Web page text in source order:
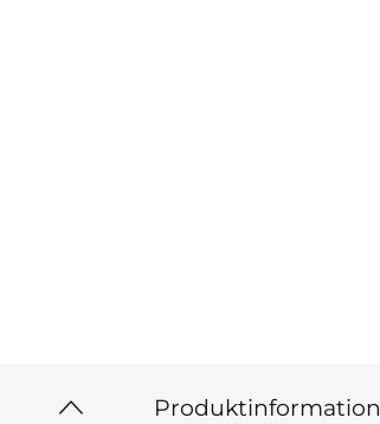
Produktinformation